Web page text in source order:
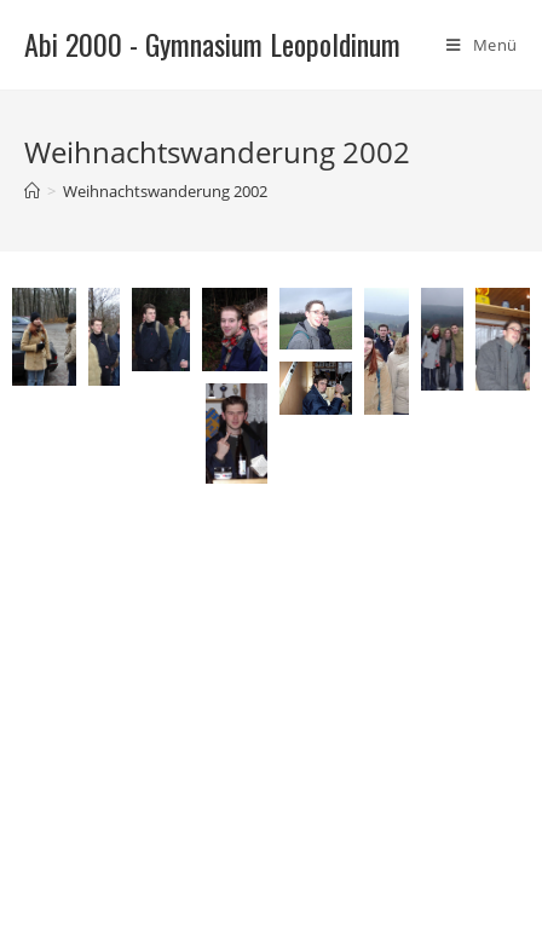
Abi 2000 - Gymnasium Leopoldinum Menü
Weihnachtswanderung 2002
> Weihnachtswanderung 2002